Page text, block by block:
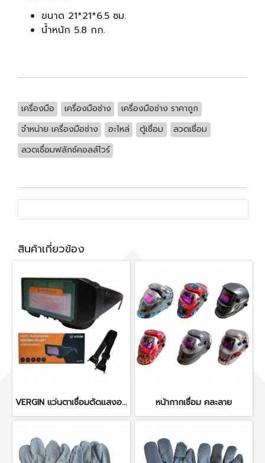
ขนาด 21*21*6.5 ซม.
น้ำหนัก 5.8 กก.
เครื่องมือ เครื่องมือช่าง
เครื่องมือช่าง ราคาถูก
จำหน่าย เครื่องมือช่าง
อะไหล่ ตู้เชื่อม
ลวดเชื่อม
ลวดเชื่อมฟลักซ์คอลล์ไวร์
สินค้าเกี่ยวข้อง
VERGIN แว่นตาเชื่อมตัดแสงออโต้ Mod.5100B หน้ากากเชื่อม คละลาย